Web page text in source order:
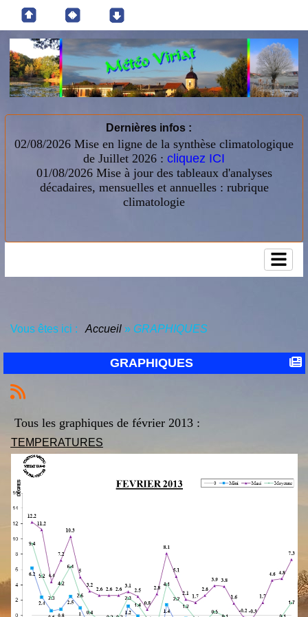
Dernières infos :
02/08/2026 Mise en ligne de la synthèse climatologique
de Juillet 2026 : cliquez ICI
01/08/2026 Mise à jour des tableaux d'analyses
décadaires, mensuelles et annuelles : rubrique
climatologie
Vous êtes ici : Accueil » GRAPHIQUES
GRAPHIQUES
Tous les graphiques de février 2013 :
TEMPERATURES